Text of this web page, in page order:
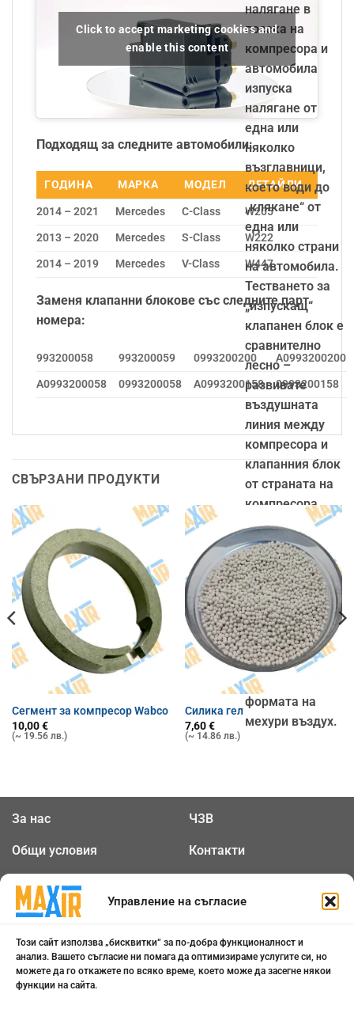
Управление на съгласие
Този сайт използва „бисквитки“ за по-добра функционалност и
анализ. Вашето съгласие ни помага да оптимизираме услугите си, но
можете да го откажете по всяко време, което може да засегне някои
функции на сайта.
налягане в
посока на
компресора и
автомобила
изпуска
налягане от
една или
няколко
възглавници,
което води до
„клякане“ от
една или
няколко страни
на автомобила.
Тестването за
„изпускащ“
клапанен блок е
сравнително
лесно –
развивате
въздушната
линия между
компресора и
клапанния блок
от страната на
компресора,
потапяте
въздушната
линия в съд с
вода. Добре
затворилия
клапанен блок
не трябва да
връща обратно
налягане под
формата на
мехури въздух.
Click to accept marketing cookies and
enable this content
Подходящ за следните автомобили:
ГОДИНА МАРКА МОДЕЛ
ДЕТАЙЛИ
2014 – 2021
Mercedes C-Class
W205
2013 – 2020
Mercedes S-Class
W222
2014 – 2019
Mercedes V-Class W447
Заменя клапанни блокове със следните парт
номера:
993200058 993200059 0993200200
A0993200200
A0993200058
0993200058 A0993200158 0993200158
СВЪРЗАНИ ПРОДУКТИ
Сегмент за компресор Wabco
10,00€
(~ 19.56 лв.)
Силика гел
7,60€
(~ 14.86 лв.)
За нас
Общи условия
Политика за
поверителност
ЧЗВ
Контакти
0898 808 799
office@maxair-bg.com